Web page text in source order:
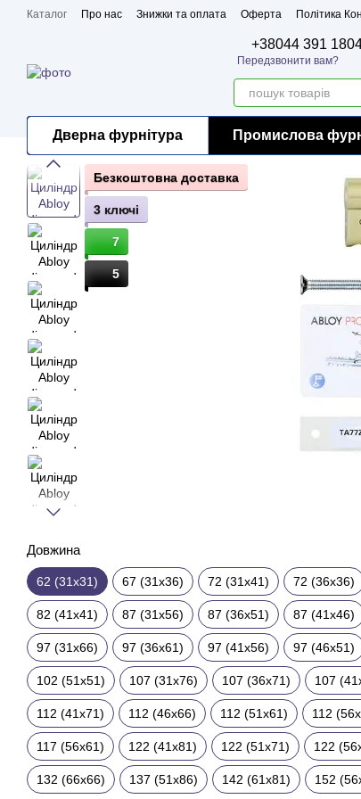
Перейти до основного контенту
Каталог Про нас Знижки та оплата Оферта Політика
+38044 391
Передзвонити вам?
Дверна фурнітура Промислова
Безкоштовна доставка
3 ключі
7
5
Довжина
62 (31x31) 67 (31x36) 72 (31x41) 72 (36x36)
82 (41x41) 87 (31x56) 87 (36x51) 87 (41x46)
97 (31x66) 97 (36x61) 97 (41x56) 97 (46x51)
102 (51x51) 107 (31x76) 107 (36x71) 107
112 (41x71) 112 (46x66) 112 (51x61) 112
117 (56x61) 122 (41x81) 122 (51x71) 122
132 (66x66) 137 (51x86) 142 (61x81) 152